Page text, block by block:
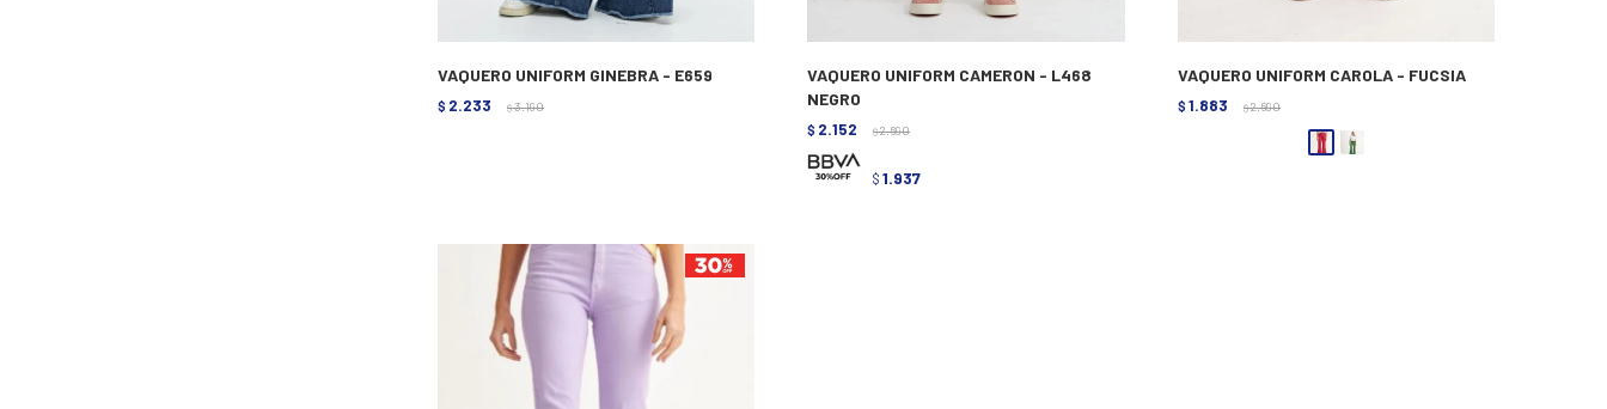
VAQUERO UNIFORM GINEBRA - E659
$ 2.233 $ 3.190
VAQUERO UNIFORM CAMERON - L468
NEGRO
$ 2.152 $ 2.690
$ 1.937
VAQUERO UNIFORM CAROLA - FUCSIA
$ 1.883 $ 2.690